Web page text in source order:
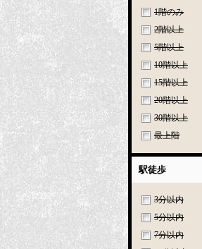
1階のみ
2階以上
5階以上
10階以上
15階以上
20階以上
30階以上
最上階
駅徒歩
3分以内
5分以内
7分以内